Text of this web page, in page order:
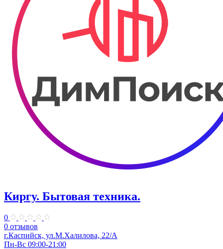
Киргу. Бытовая техника.
0
0 отзывов
г.Каспийск, ул.М.Халилова, 22/А
Пн-Вс 09:00-21:00